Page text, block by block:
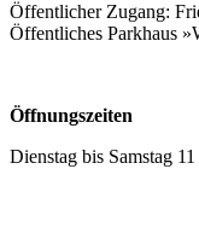
Öffentlicher Zugang:
Öffentliches Parkhaus
Öffnungszeiten
Dienstag bis Samstag